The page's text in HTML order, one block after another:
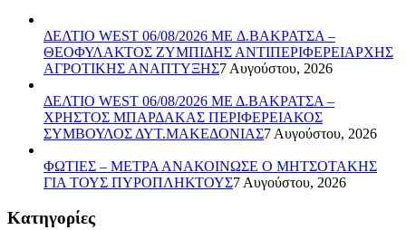
ΔΕΛΤΙΟ WEST 06/08/2026 ME Δ.ΒΑΚΡΑΤΣΑ –
ΘΕΟΦΥΛΑΚΤΟΣ ΖΥΜΠΙΔΗΣ ΑΝΤΙΠΕΡΙΦΕΡΕΙΑΡΧΗΣ
ΑΓΡΟΤΙΚΗΣ ΑΝΑΠΤΥΞΗΣ7 Αυγούστου, 2026
ΔΕΛΤΙΟ WEST 06/08/2026 ΜΕ Δ.ΒΑΚΡΑΤΣΑ –
ΧΡΗΣΤΟΣ ΜΠΑΡΔΑΚΑΣ ΠΕΡΙΦΕΡΕΙΑΚΟΣ
ΣΥΜΒΟΥΛΟΣ ΔΥΤ.ΜΑΚΕΔΟΝΙΑΣ7 Αυγούστου, 2026
ΦΩΤΙΕΣ – ΜΕΤΡΑ ΑΝΑΚΟΙΝΩΣΕ Ο ΜΗΤΣΟΤΑΚΗΣ
ΓΙΑ ΤΟΥΣ ΠΥΡΟΠΛΗΚΤΟΥΣ7 Αυγούστου, 2026
Kατηγορίες